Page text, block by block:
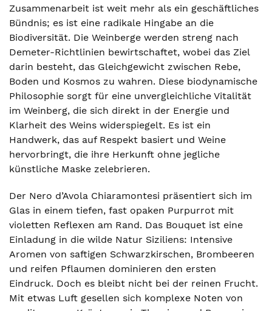
Zusammenarbeit ist weit mehr als ein geschäftliches
Bündnis; es ist eine radikale Hingabe an die
Biodiversität. Die Weinberge werden streng nach
Demeter-Richtlinien bewirtschaftet, wobei das Ziel
darin besteht, das Gleichgewicht zwischen Rebe,
Boden und Kosmos zu wahren. Diese biodynamische
Philosophie sorgt für eine unvergleichliche Vitalität
im Weinberg, die sich direkt in der Energie und
Klarheit des Weins widerspiegelt. Es ist ein
Handwerk, das auf Respekt basiert und Weine
hervorbringt, die ihre Herkunft ohne jegliche
künstliche Maske zelebrieren.
Der Nero d’Avola Chiaramontesi präsentiert sich im
Glas in einem tiefen, fast opaken Purpurrot mit
violetten Reflexen am Rand. Das Bouquet ist eine
Einladung in die wilde Natur Siziliens: Intensive
Aromen von saftigen Schwarzkirschen, Brombeeren
und reifen Pflaumen dominieren den ersten
Eindruck. Doch es bleibt nicht bei der reinen Frucht.
Mit etwas Luft gesellen sich komplexe Noten von